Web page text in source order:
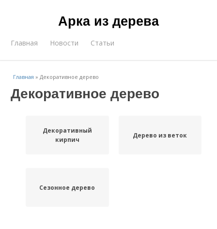
Арка из дерева
Главная Новости Статьи
Главная »Декоративное дерево
Декоративное дерево
Декоративный
кирпич
Дерево из веток
Сезонное дерево